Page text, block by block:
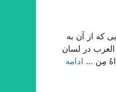
که از آن به
در لسان
مِن …
ادامه